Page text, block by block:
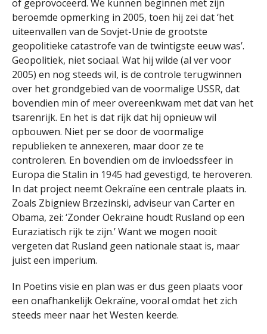
of geprovoceerd. We kunnen beginnen met zijn
beroemde opmerking in 2005, toen hij zei dat ‘het
uiteenvallen van de Sovjet-Unie de grootste
geopolitieke catastrofe van de twintigste eeuw was’.
Geopolitiek, niet sociaal. Wat hij wilde (al ver voor
2005) en nog steeds wil, is de controle terugwinnen
over het grondgebied van de voormalige USSR, dat
bovendien min of meer overeenkwam met dat van het
tsarenrijk. En het is dat rijk dat hij opnieuw wil
opbouwen. Niet per se door de voormalige
republieken te annexeren, maar door ze te
controleren. En bovendien om de invloedssfeer in
Europa die Stalin in 1945 had gevestigd, te heroveren.
In dat project neemt Oekraïne een centrale plaats in.
Zoals Zbigniew Brzezinski, adviseur van Carter en
Obama, zei: ‘Zonder Oekraïne houdt Rusland op een
Euraziatisch rijk te zijn.’ Want we mogen nooit
vergeten dat Rusland geen nationale staat is, maar
juist een imperium.
In Poetins visie en plan was er dus geen plaats voor
een onafhankelijk Oekraïne, vooral omdat het zich
steeds meer naar het Westen keerde.